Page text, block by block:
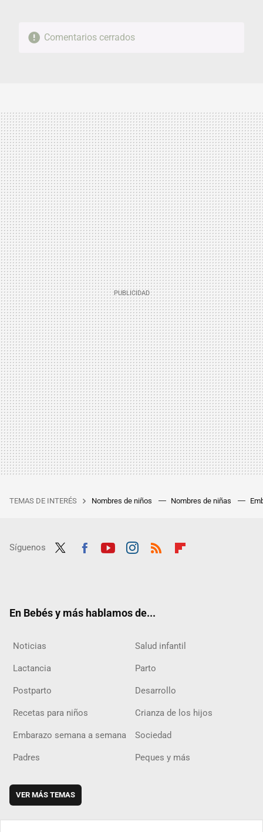
Comentarios cerrados
TEMAS DE INTERÉS Nombres de niños Nombres de niñas
Síguenos
En Bebés y más hablamos de...
Noticias Salud infantil
Lactancia Parto
Postparto Desarrollo
Recetas para niños Crianza de los hijos
Embarazo semana a semana Sociedad
Padres Peques y más
VER MÁS TEMAS